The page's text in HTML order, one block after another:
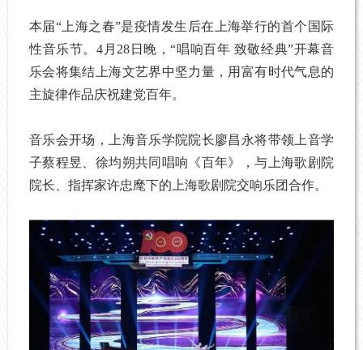
本届“上海之春”是疫情发生后在上海举行的首个国际
性音乐节。4月28日晚，“唱响百年 致敬经典”开幕音
乐会将集结上海文艺界中坚力量，用富有时代气息的
主旋律作品庆祝建党百年。
音乐会开场，上海音乐学院院长廖昌永将带领上音学
子蔡程昱、徐均朔共同唱响《百年》，与上海歌剧院
院长、指挥家许忠麾下的上海歌剧院交响乐团合作。